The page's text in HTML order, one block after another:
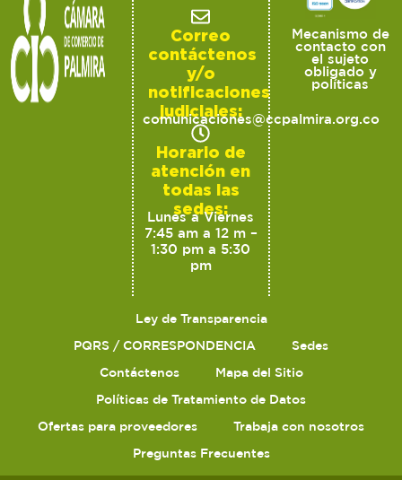
Correo
contáctenos
y/o
notificaciones
judiciales:
comunicaciones@ccpalmira.org.co
Horario de
atención en
todas las
sedes:
Lunes a Viernes
7:45 am a 12 m –
1:30 pm a 5:30
pm
Mecanismo de
contacto con
el sujeto
obligado y
políticas
Ley de Transparencia
PQRS / CORRESPONDENCIA
Sedes
Contáctenos
Mapa del Sitio
Políticas de Tratamiento de Datos
Ofertas para proveedores
Trabaja con nosotros
Preguntas Frecuentes